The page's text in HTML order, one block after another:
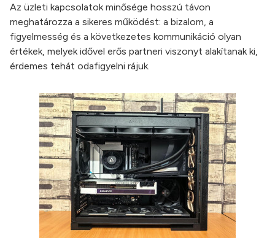
Az üzleti kapcsolatok minősége hosszú távon
meghatározza a sikeres működést: a bizalom, a
figyelmesség és a következetes kommunikáció olyan
értékek, melyek idővel erős partneri viszonyt alakítanak ki,
érdemes tehát odafigyelni rájuk.